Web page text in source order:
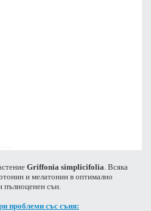
Griffonia simplicifolia. Всяка
и мелатонин в оптимално
пълноценен сън.
проблеми със съня: